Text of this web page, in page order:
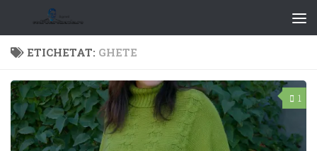
ETICHETAT: GHETE
1